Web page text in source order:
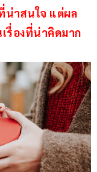
น่าสนใจ แต่ผล
รื่องที่น่าคิดมาก